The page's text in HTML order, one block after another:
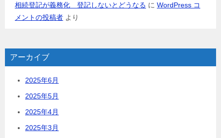
相続登記が義務化 登記しないとどうなる に WordPress コ
メントの投稿者 より
アーカイブ
2025年6月
2025年5月
2025年4月
2025年3月